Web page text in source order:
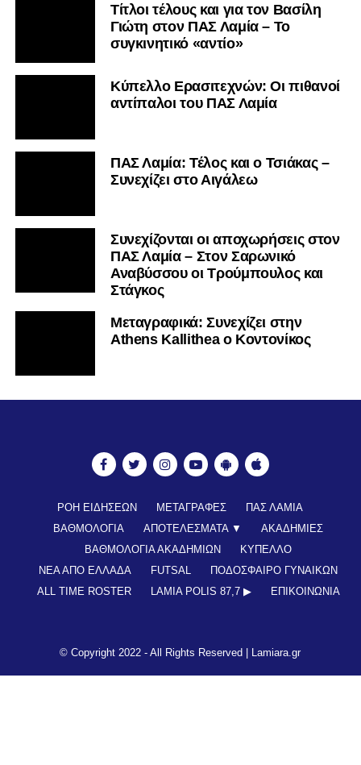
Τίτλοι τέλους και για τον Βασίλη
Γιώτη στον ΠΑΣ Λαμία – Το
συγκινητικό «αντίο»
Κύπελλο Ερασιτεχνών: Οι πιθανοί
αντίπαλοι του ΠΑΣ Λαμία
ΠΑΣ Λαμία: Τέλος και ο Τσιάκας –
Συνεχίζει στο Αιγάλεω
Συνεχίζονται οι αποχωρήσεις στον
ΠΑΣ Λαμία – Στον Σαρωνικό
Αναβύσσου οι Τρούμπουλος και
Στάγκος
Mεταγραφικά: Συνεχίζει στην
Athens Kallithea ο Κοντονίκος
ΡΟΗ ΕΙΔΗΣΕΩΝ ΜΕΤΑΓΡΑΦΕΣ
ΠΑΣ ΛΑΜΙΑ
ΒΑΘΜΟΛΟΓΙΑ
ΑΠΟΤΕΛΕΣΜΑΤΑ ▼
ΑΚΑΔΗΜΙΕΣ
ΒΑΘΜΟΛΟΓΙΑ ΑΚΑΔΗΜΙΩΝ
ΚΥΠΕΛΛΟ
ΝΕΑ ΑΠΟ ΕΛΛΑΔΑ
FUTSAL
ΠΟΔΟΣΦΑΙΡΟ ΓΥΝΑΙΚΩΝ
ALL TIME ROSTER
LAMIA POLIS 87,7 ▶︎ ΕΠΙΚΟΙΝΩΝΊΑ
© Copyright 2022 - All Rights Reserved | Lamiara.gr